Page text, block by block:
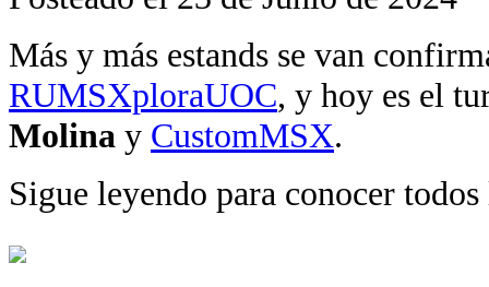
Más y más estands se van
RUMSXploraUOC, y hoy es el
Molina y CustomMSX.
Sigue leyendo para conocer